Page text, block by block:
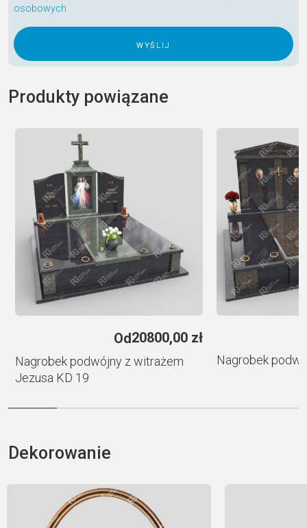
osobowych
A
t
r
Produkty powiązane
Od20800,00 zł
Nagrobek podwójny z witrażem
Jezusa KD 19
Nagrobek
Dekorowanie